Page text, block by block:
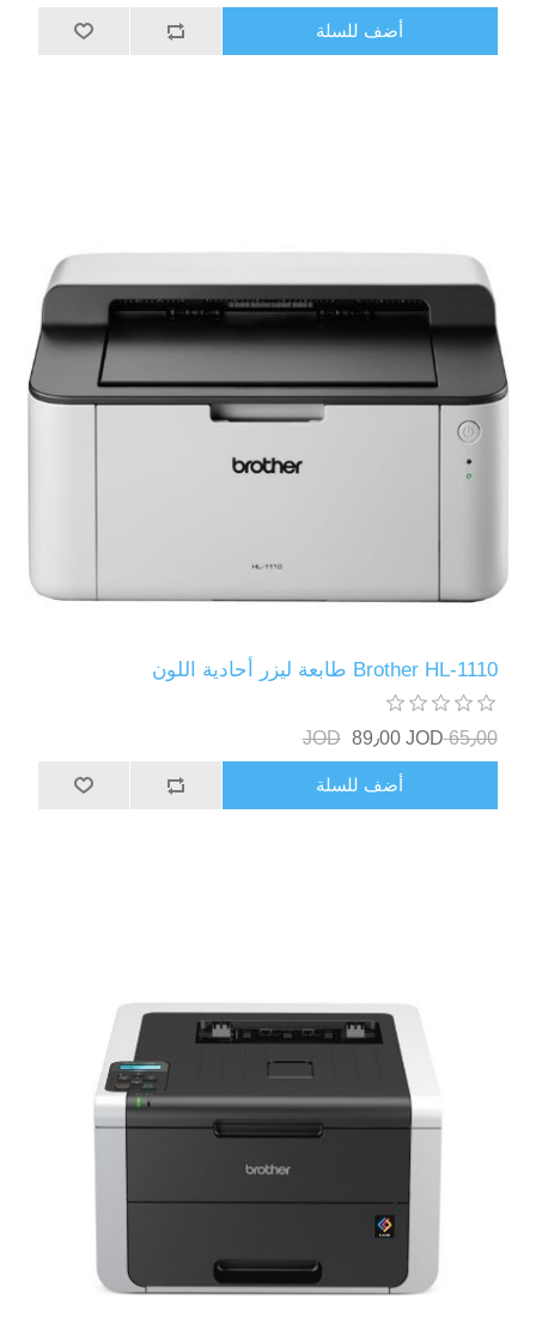
أضف للسلة
Brother HL-1110 طابعة ليزر أحادية اللون
65٫00 JOD 89٫00 JOD
أضف للسلة